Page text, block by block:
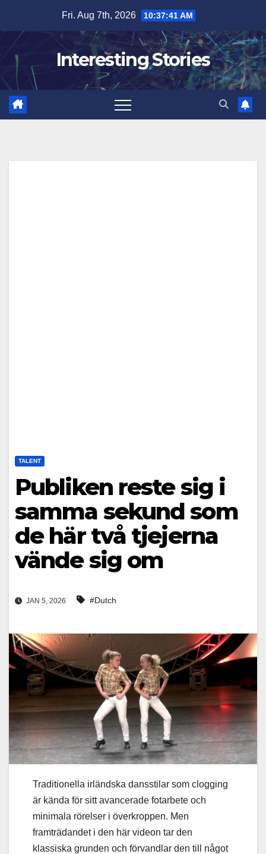
content
Fri. Aug 7th, 2026 10:37:42 AM
Interesting Stories
TALENT
Publiken reste sig i
samma sekund som
de här två tjejerna
vände sig om
JAN 5, 2026 #Dutch
Traditionella irländska dansstilar som clogging
är kända för sitt avancerade fotarbete och
minimala rörelser i överkroppen. Men
framträdandet i den här videon tar den
klassiska grunden och förvandlar den till något